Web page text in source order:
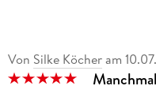
Von Silke Köcher am